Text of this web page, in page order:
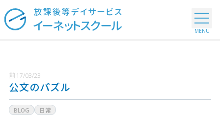
17/03/23
公文のパズル
BLOG 日常